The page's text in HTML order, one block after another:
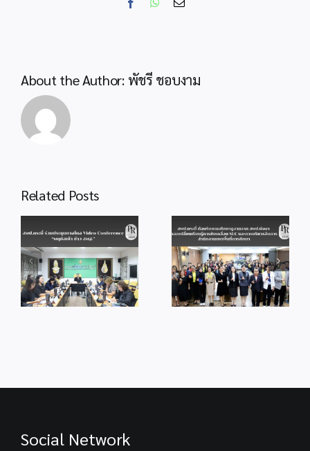
มหา
จักรี
ระดับ
จังหวัด
ครั้ง
ที่
About the Author: พัชรี ชอบงาม
Related Posts
สพป.กระบี่
ต้อนรับคณะศึกษา
ดูงานจาก
สพป.พังงา แลก
เปลี่ยนเรียนรู้การ
ขับเคลื่อน SLC
และการบริหาร
สพป.กระบี่
ประชุมกลั่นกรอง
แนวทางวัดระดับ
การส่งเสริมความ
โปร่งใสการดำเนิน
งานของสำนักงาน
ประจำ
Social Network